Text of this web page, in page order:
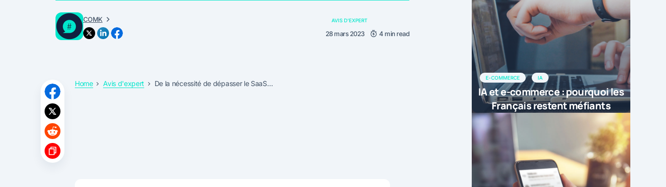
COMK AVIS D'EXPERT
28 mars 2023 4 min read
Home Avis d'expert De la nécessité de dépasser le SaaS…
E-COMMERCE IA
IA et e-commerce : pourquoi les
Français restent méfiants